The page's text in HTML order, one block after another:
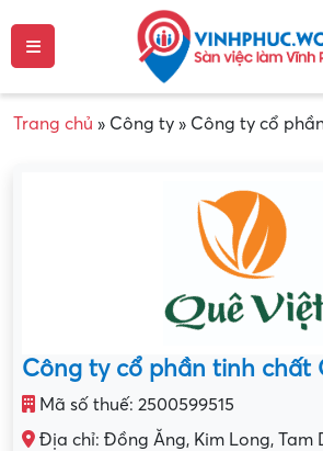
Trang chủ » Công ty » Công ty cổ
Công ty cổ phần tinh chất
Mã số thuế: 2500599515
Địa chỉ: Đồng Ăng, Kim Long, Tam